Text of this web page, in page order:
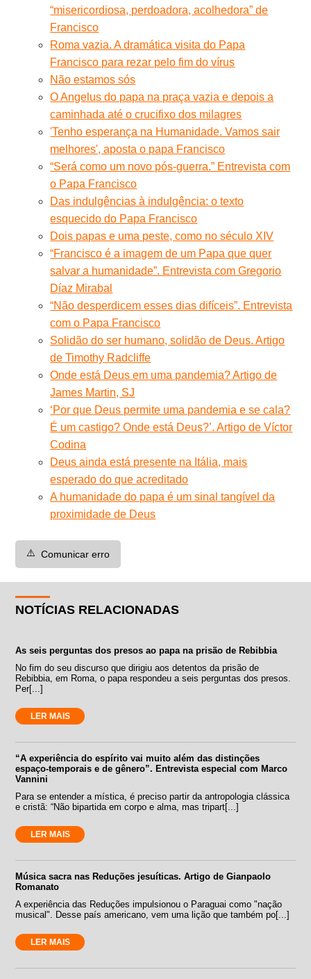
“misericordiosa, perdoadora, acolhedora” de
Francisco
Roma vazia. A dramática visita do Papa
Francisco para rezar pelo fim do vírus
Não estamos sós
O Angelus do papa na praça vazia e depois a
caminhada até o crucifixo dos milagres
'Tenho esperança na Humanidade. Vamos sair
melhores', aposta o papa Francisco
“Será como um novo pós-guerra.” Entrevista com
o Papa Francisco
Das indulgências à indulgência: o texto
esquecido do Papa Francisco
Dois papas e uma peste, como no século XIV
“Francisco é a imagem de um Papa que quer
salvar a humanidade”. Entrevista com Gregorio
Díaz Mirabal
“Não desperdicem esses dias difíceis”. Entrevista
com o Papa Francisco
Solidão do ser humano, solidão de Deus. Artigo
de Timothy Radcliffe
Onde está Deus em uma pandemia? Artigo de
James Martin, SJ
‘Por que Deus permite uma pandemia e se cala?
É um castigo? Onde está Deus?’. Artigo de Víctor
Codina
Deus ainda está presente na Itália, mais
esperado do que acreditado
A humanidade do papa é um sinal tangível da
proximidade de Deus
⚠️ Comunicar erro
NOTÍCIAS RELACIONADAS
As seis perguntas dos presos ao papa na prisão de Rebibbia
No fim do seu discurso que dirigiu aos detentos da prisão de
Rebibbia, em Roma, o papa respondeu a seis perguntas dos presos.
Per[...]
LER MAIS
“A experiência do espírito vai muito além das distinções
espaço-temporais e de gênero”. Entrevista especial com Marco
Vannini
Para se entender a mística, é preciso partir da antropologia clássica
e cristã: “Não bipartida em corpo e alma, mas tripart[...]
LER MAIS
Música sacra nas Reduções jesuíticas. Artigo de Gianpaolo
Romanato
A experiência das Reduções impulsionou o Paraguai como "nação
musical". Desse país americano, vem uma lição que também po[...]
LER MAIS